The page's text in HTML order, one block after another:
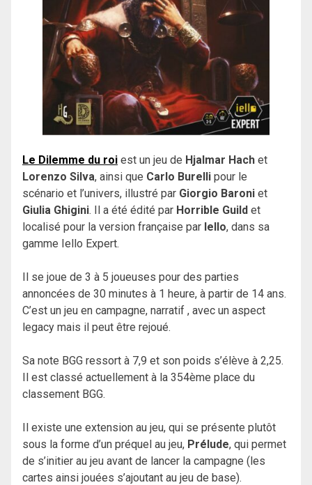
Le Dilemme du roi est un jeu de Hjalmar Hach et
Lorenzo Silva, ainsi que Carlo Burelli pour le
scénario et l’univers, illustré par Giorgio Baroni et
Giulia Ghigini. Il a été édité par Horrible Guild et
localisé pour la version française par Iello, dans sa
gamme Iello Expert.
Il se joue de 3 à 5 joueuses pour des parties
annoncées de 30 minutes à 1 heure, à partir de 14 ans.
C’est un jeu en campagne, narratif , avec un aspect
legacy mais il peut être rejoué.
Sa note BGG ressort à 7,9 et son poids s’élève à 2,25.
Il est classé actuellement à la 354ème place du
classement BGG.
Il existe une extension au jeu, qui se présente plutôt
sous la forme d’un préquel au jeu, Prélude, qui permet
de s’initier au jeu avant de lancer la campagne (les
cartes ainsi jouées s’ajoutant au jeu de base).